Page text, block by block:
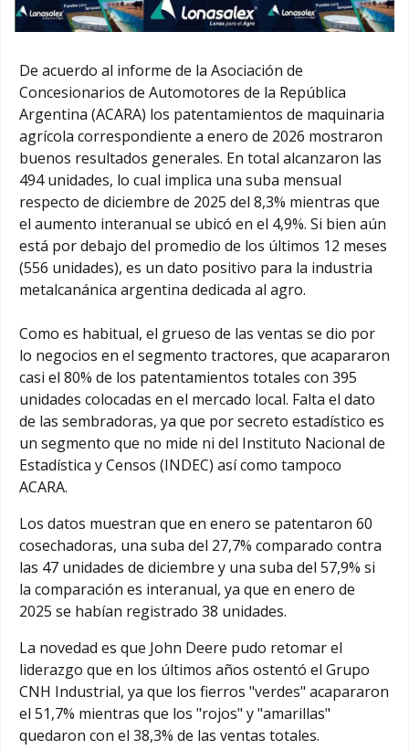
De acuerdo al informe de la Asociación de
Concesionarios de Automotores de la República
Argentina (ACARA) los patentamientos de maquinaria
agrícola correspondiente a enero de 2026 mostraron
buenos resultados generales. En total alcanzaron las
494 unidades, lo cual implica una suba mensual
respecto de diciembre de 2025 del 8,3% mientras que
el aumento interanual se ubicó en el 4,9%. Si bien aún
está por debajo del promedio de los últimos 12 meses
(556 unidades), es un dato positivo para la industria
metalcanánica argentina dedicada al agro.
Como es habitual, el grueso de las ventas se dio por
lo negocios en el segmento tractores, que acapararon
casi el 80% de los patentamientos totales con 395
unidades colocadas en el mercado local. Falta el dato
de las sembradoras, ya que por secreto estadístico es
un segmento que no mide ni del Instituto Nacional de
Estadística y Censos (INDEC) así como tampoco
ACARA.
Los datos muestran que en enero se patentaron 60
cosechadoras, una suba del 27,7% comparado contra
las 47 unidades de diciembre y una suba del 57,9% si
la comparación es interanual, ya que en enero de
2025 se habían registrado 38 unidades.
La novedad es que John Deere pudo retomar el
liderazgo que en los últimos años ostentó el Grupo
CNH Industrial, ya que los fierros "verdes" acapararon
el 51,7% mientras que los "rojos" y "amarillas"
quedaron con el 38,3% de las ventas totales.